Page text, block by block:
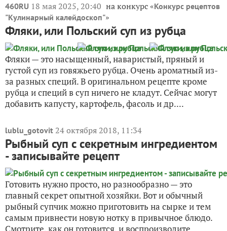
460RU 18 мая 2025, 20:40 на конкурс «Конкурс рецептов
"Кулинарный калейдоскоп"»
Фляки, или Польский суп из рубца
Фляки — это насыщенный, наваристый, пряный и
густой суп из говяжьего рубца. Очень ароматный из-
за разных специй. В оригинальном рецепте кроме
рубца и специй в суп ничего не кладут. Сейчас могут
добавить капусту, картофель, фасоль и др....
lublu_gotovit 24 октября 2018, 11:34
Рыбный суп с секретным ингредиентом
- записывайте рецепт
Готовить нужно просто, но разнообразно — это
главный секрет опытной хозяйки. Вот и обычный
рыбный супчик можно приготовить на сырке и тем
самым привнести новую нотку в привычное блюдо.